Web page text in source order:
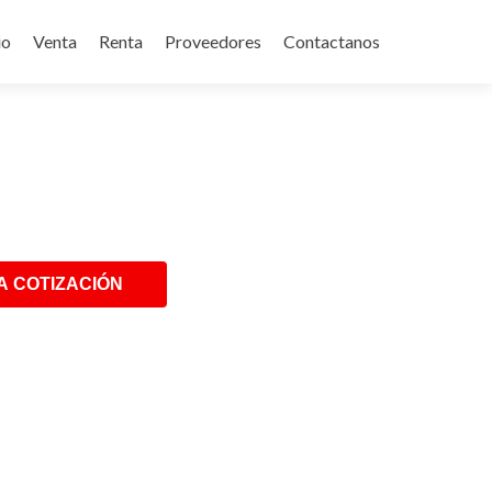
Venta Renta Proveedores Contactanos
COTIZACIÓN